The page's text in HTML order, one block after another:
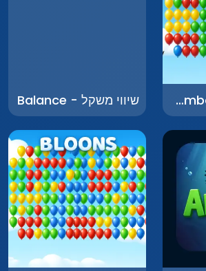
פצצתה 1 - Bombata 1 שיווי משקל - Balance